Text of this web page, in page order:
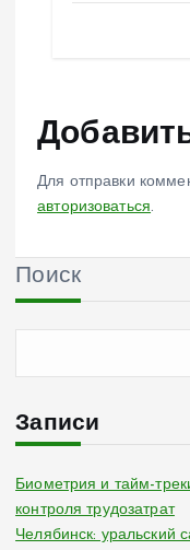
Для отправки
авторизоваться.
Поиск
Записи
Биометрия и тайм-
контроля трудозатрат
Челябинск: уральский